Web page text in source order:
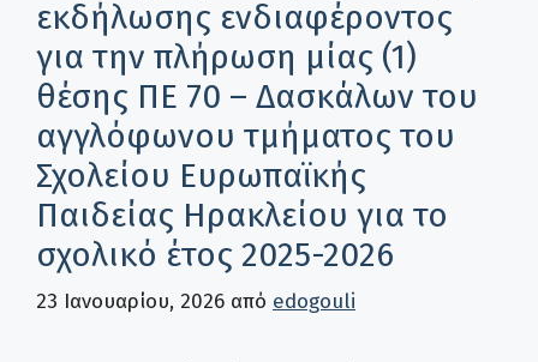
εκδήλωσης ενδιαφέροντος
για την πλήρωση μίας (1)
θέσης ΠΕ 70 – Δασκάλων του
αγγλόφωνου τμήματος του
Σχολείου Ευρωπαϊκής
Παιδείας Ηρακλείου για το
σχολικό έτος 2025-2026
23 Ιανουαρίου, 2026 από edogouli